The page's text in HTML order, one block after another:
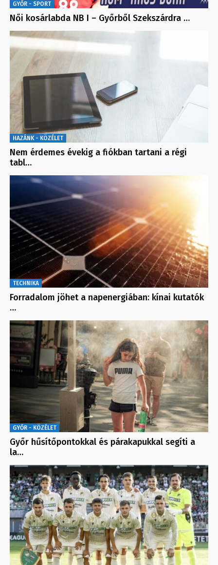
GYŐR - SPORT
Női kosárlabda NB I – Győrből Szekszárdra …
HAZÁNK - KÖZÉLET
Nem érdemes évekig a fiókban tartani a régi
tabl…
TECHNIKA
Forradalom jöhet a napenergiában: kínai kutatók
…
GYŐR - KÖZÉLET
Győr hűsítőpontokkal és párakapukkal segíti a
la…